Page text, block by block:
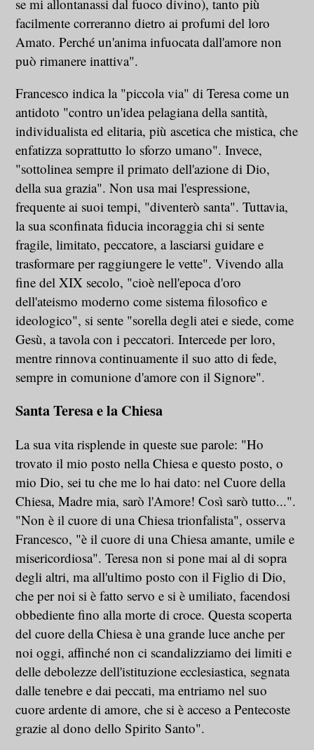
se mi allontanassi dal fuoco divino), tanto più
facilmente correranno dietro ai profumi del loro
Amato. Perché un'anima infuocata dall'amore non
può rimanere inattiva".
Francesco indica la "piccola via" di Teresa come un
antidoto "contro un'idea pelagiana della santità,
individualista ed elitaria, più ascetica che mistica, che
enfatizza soprattutto lo sforzo umano". Invece,
"sottolinea sempre il primato dell'azione di Dio,
della sua grazia". Non usa mai l'espressione,
frequente ai suoi tempi, "diventerò santa". Tuttavia,
la sua sconfinata fiducia incoraggia chi si sente
fragile, limitato, peccatore, a lasciarsi guidare e
trasformare per raggiungere le vette". Vivendo alla
fine del XIX secolo, "cioè nell'epoca d'oro
dell'ateismo moderno come sistema filosofico e
ideologico", si sente "sorella degli atei e siede, come
Gesù, a tavola con i peccatori. Intercede per loro,
mentre rinnova continuamente il suo atto di fede,
sempre in comunione d'amore con il Signore".
Santa Teresa e la Chiesa
La sua vita risplende in queste sue parole: "Ho
trovato il mio posto nella Chiesa e questo posto, o
mio Dio, sei tu che me lo hai dato: nel Cuore della
Chiesa, Madre mia, sarò l'Amore! Così sarò tutto...".
"Non è il cuore di una Chiesa trionfalista", osserva
Francesco, "è il cuore di una Chiesa amante, umile e
misericordiosa". Teresa non si pone mai al di sopra
degli altri, ma all'ultimo posto con il Figlio di Dio,
che per noi si è fatto servo e si è umiliato, facendosi
obbediente fino alla morte di croce. Questa scoperta
del cuore della Chiesa è una grande luce anche per
noi oggi, affinché non ci scandalizziamo dei limiti e
delle debolezze dell'istituzione ecclesiastica, segnata
dalle tenebre e dai peccati, ma entriamo nel suo
cuore ardente di amore, che si è acceso a Pentecoste
grazie al dono dello Spirito Santo".